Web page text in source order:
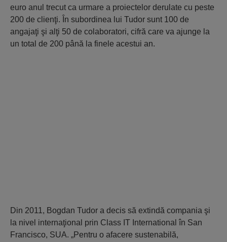
euro anul trecut ca urmare a proiectelor derulate cu peste
200 de clienţi. În subordinea lui Tudor sunt 100 de
angajaţi şi alţi 50 de colaboratori, cifră care va ajunge la
un total de 200 până la finele acestui an.
Din 2011, Bogdan Tudor a decis să extindă compania şi
la nivel internaţional prin Class IT International în San
Francisco, SUA. „Pentru o afacere sustenabilă,